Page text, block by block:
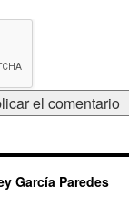
García Paredes